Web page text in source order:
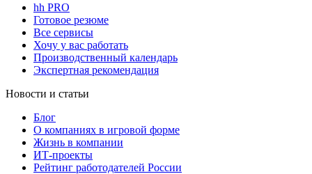
hh PRO
Готовое резюме
Все сервисы
Хочу у вас работать
Производственный календарь
Экспертная рекомендация
Новости и статьи
Блог
О компаниях в игровой форме
Жизнь в компании
ИТ-проекты
Рейтинг работодателей России